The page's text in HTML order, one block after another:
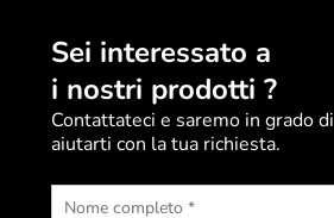
Sei interessato a
i nostri prodotti ?
Contattateci e saremo in grado di
aiutarti con la tua richiesta.